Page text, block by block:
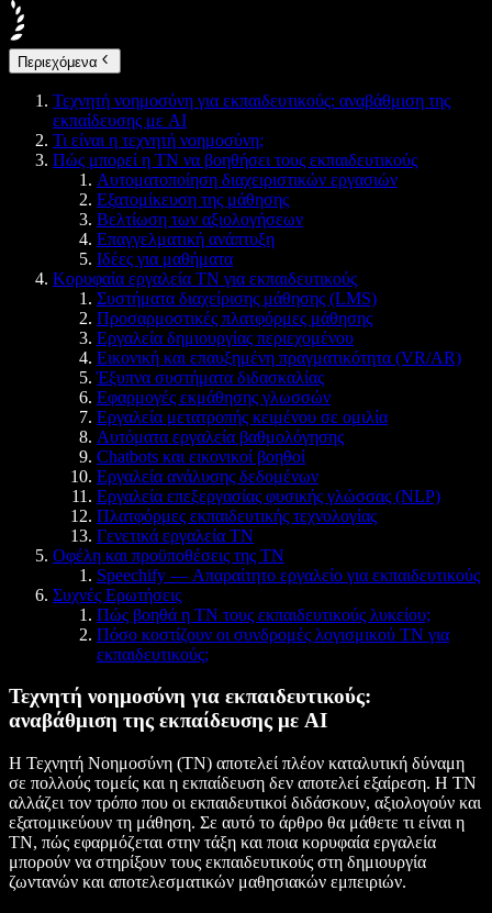
Περιεχόμενα
Τεχνητή νοημοσύνη για εκπαιδευτικούς: αναβάθμιση της
εκπαίδευσης με AI
Τι είναι η τεχνητή νοημοσύνη;
Πώς μπορεί η ΤΝ να βοηθήσει τους εκπαιδευτικούς
Αυτοματοποίηση διαχειριστικών εργασιών
Εξατομίκευση της μάθησης
Βελτίωση των αξιολογήσεων
Επαγγελματική ανάπτυξη
Ιδέες για μαθήματα
Κορυφαία εργαλεία ΤΝ για εκπαιδευτικούς
Συστήματα διαχείρισης μάθησης (LMS)
Προσαρμοστικές πλατφόρμες μάθησης
Εργαλεία δημιουργίας περιεχομένου
Εικονική και επαυξημένη πραγματικότητα (VR/AR)
Έξυπνα συστήματα διδασκαλίας
Εφαρμογές εκμάθησης γλωσσών
Εργαλεία μετατροπής κειμένου σε ομιλία
Αυτόματα εργαλεία βαθμολόγησης
Chatbots και εικονικοί βοηθοί
Εργαλεία ανάλυσης δεδομένων
Εργαλεία επεξεργασίας φυσικής γλώσσας (NLP)
Πλατφόρμες εκπαιδευτικής τεχνολογίας
Γενετικά εργαλεία ΤΝ
Οφέλη και προϋποθέσεις της ΤΝ
Speechify — Απαραίτητο εργαλείο για εκπαιδευτικούς
Συχνές Ερωτήσεις
Πώς βοηθά η ΤΝ τους εκπαιδευτικούς λυκείου;
Πόσο κοστίζουν οι συνδρομές λογισμικού ΤΝ για
εκπαιδευτικούς;
Τεχνητή νοημοσύνη για εκπαιδευτικούς:
αναβάθμιση της εκπαίδευσης με AI
Η Τεχνητή Νοημοσύνη (ΤΝ) αποτελεί πλέον καταλυτική δύναμη
σε πολλούς τομείς και η εκπαίδευση δεν αποτελεί εξαίρεση. Η ΤΝ
αλλάζει τον τρόπο που οι εκπαιδευτικοί διδάσκουν, αξιολογούν και
εξατομικεύουν τη μάθηση. Σε αυτό το άρθρο θα μάθετε τι είναι η
ΤΝ, πώς εφαρμόζεται στην τάξη και ποια κορυφαία εργαλεία
μπορούν να στηρίξουν τους εκπαιδευτικούς στη δημιουργία
ζωντανών και αποτελεσματικών μαθησιακών εμπειριών.